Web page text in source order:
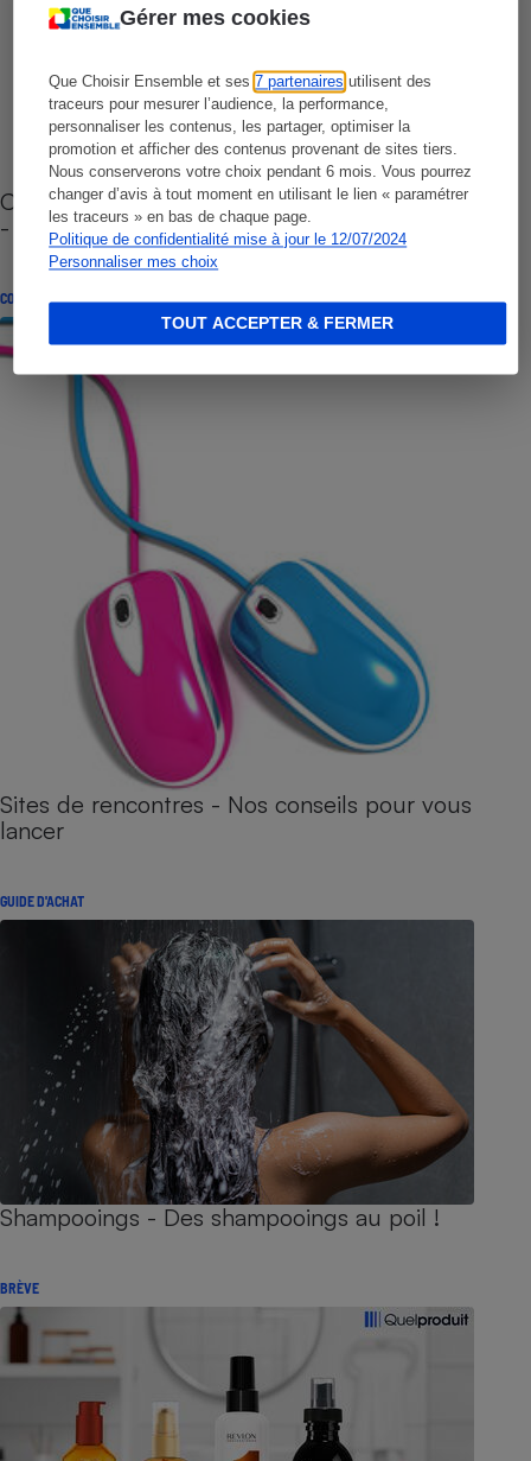
Gérer mes cookies
Que Choisir Ensemble et ses7 partenaires utilisent des
traceurs pour mesurer l’audience, la performance,
personnaliser les contenus, les partager, optimiser la
promotion et afficher des contenus provenant de sites tiers.
Nous conserverons votre choix pendant 6 mois. Vous pourrez
changer d’avis à tout moment en utilisant le lien « paramétrer
les traceurs » en bas de chaque page.
Politique de confidentialité mise à jour le 12/07/2024
Personnaliser mes choix
TOUT ACCEPTER & FERMER
Cafetière à capsules zéro déchet CoffeeB (vidéo)
- Premières impressions
CONSEILS
Sites de rencontres - Nos conseils pour vous
lancer
GUIDE D'ACHAT
Shampooings - Des shampooings au poil !
BRÈVE